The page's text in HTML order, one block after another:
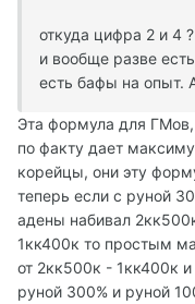
откуда цифра 2 и 4
и вообще разве
есть бафы на опыт.
Эта формула для
по факту дает
корейцы, они эту
теперь если с руной
адены набивал
1кк400к то простым
от 2кк500к - 1кк400к
руной 300% и руной